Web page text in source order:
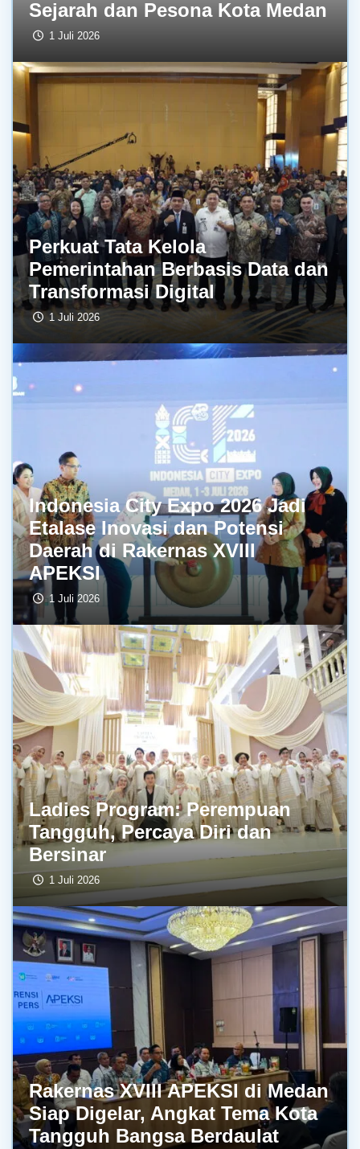
Sejarah dan Pesona Kota Medan
1 Juli 2026
Perkuat Tata Kelola
Pemerintahan Berbasis Data dan
Transformasi Digital
1 Juli 2026
Indonesia City Expo 2026 Jadi
Etalase Inovasi dan Potensi
Daerah di Rakernas XVIII
APEKSI
1 Juli 2026
Ladies Program: Perempuan
Tangguh, Percaya Diri dan
Bersinar
1 Juli 2026
Rakernas XVIII APEKSI di Medan
Siap Digelar, Angkat Tema Kota
Tangguh Bangsa Berdaulat